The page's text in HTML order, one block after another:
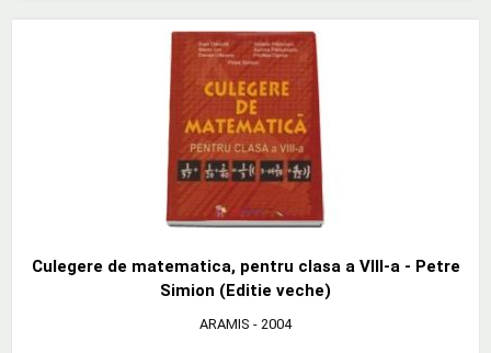
Culegere de matematica, pentru clasa a VIII-a - Petre
Simion (Editie veche)
ARAMIS - 2004